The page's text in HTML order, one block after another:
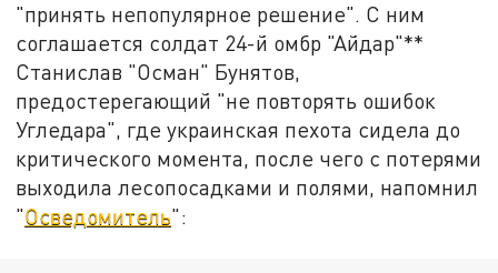
"принять непопулярное решение". С ним
соглашается солдат 24-й омбр "Айдар"**
Станислав "Осман" Бунятов,
предостерегающий "не повторять ошибок
Угледара", где украинская пехота сидела до
критического момента, после чего с потерями
выходила лесопосадками и полями, напомнил
"Осведомитель":